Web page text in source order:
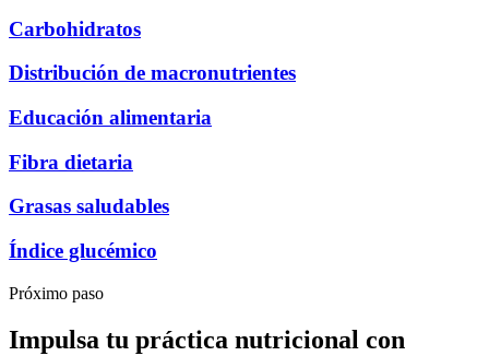
Carbohidratos
Distribución de macronutrientes
Educación alimentaria
Fibra dietaria
Grasas saludables
Índice glucémico
Próximo paso
Impulsa tu práctica nutricional con